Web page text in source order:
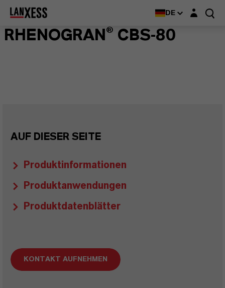
DE Login-Maske
RHENOGRAN® CBS-80
AUF DIESER SEITE
Produktinformationen
Produktanwendungen
Produktdatenblätter
KONTAKT AUFNEHMEN